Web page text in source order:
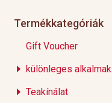
Termékkategóriák
Gift Voucher
különleges alkalmak
Teakínálat